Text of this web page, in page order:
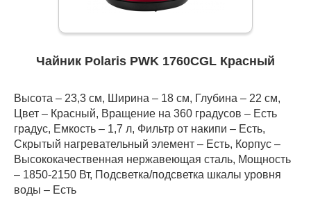
Чайник Polaris PWK 1760CGL Красный
Высота – 23,3 см, Ширина – 18 см, Глубина – 22 см,
Цвет – Красный, Вращение на 360 градусов – Есть
градус, Емкость – 1,7 л, Фильтр от накипи – Есть,
Скрытый нагревательный элемент – Есть, Корпус –
Высококачественная нержавеющая сталь, Мощность
– 1850-2150 Вт, Подсветка/подсветка шкалы уровня
воды – Есть